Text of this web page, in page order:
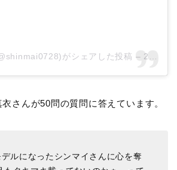
がシェアした投稿 – 2020年 2月月7日午前5時36分PST
さんが50問の質問に答えています。
ルになったシンマイさんに心を奪